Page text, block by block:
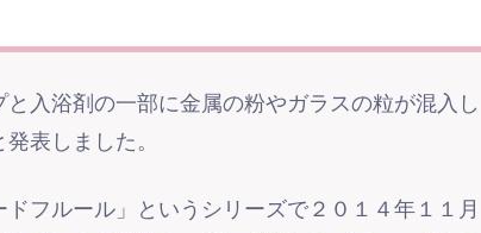
入浴剤の一部に金属の粉やガラスの粒が混入し
表しました。
フルール」というシリーズで２０１４年１１月